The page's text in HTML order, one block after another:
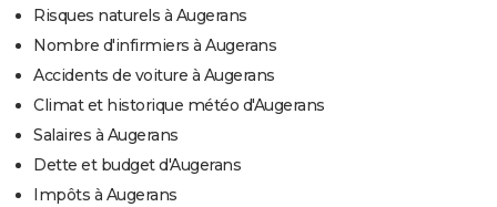
Risques naturels à Augerans
Nombre d'infirmiers à Augerans
Accidents de voiture à Augerans
Climat et historique météo d'Augerans
Salaires à Augerans
Dette et budget d'Augerans
Impôts à Augerans